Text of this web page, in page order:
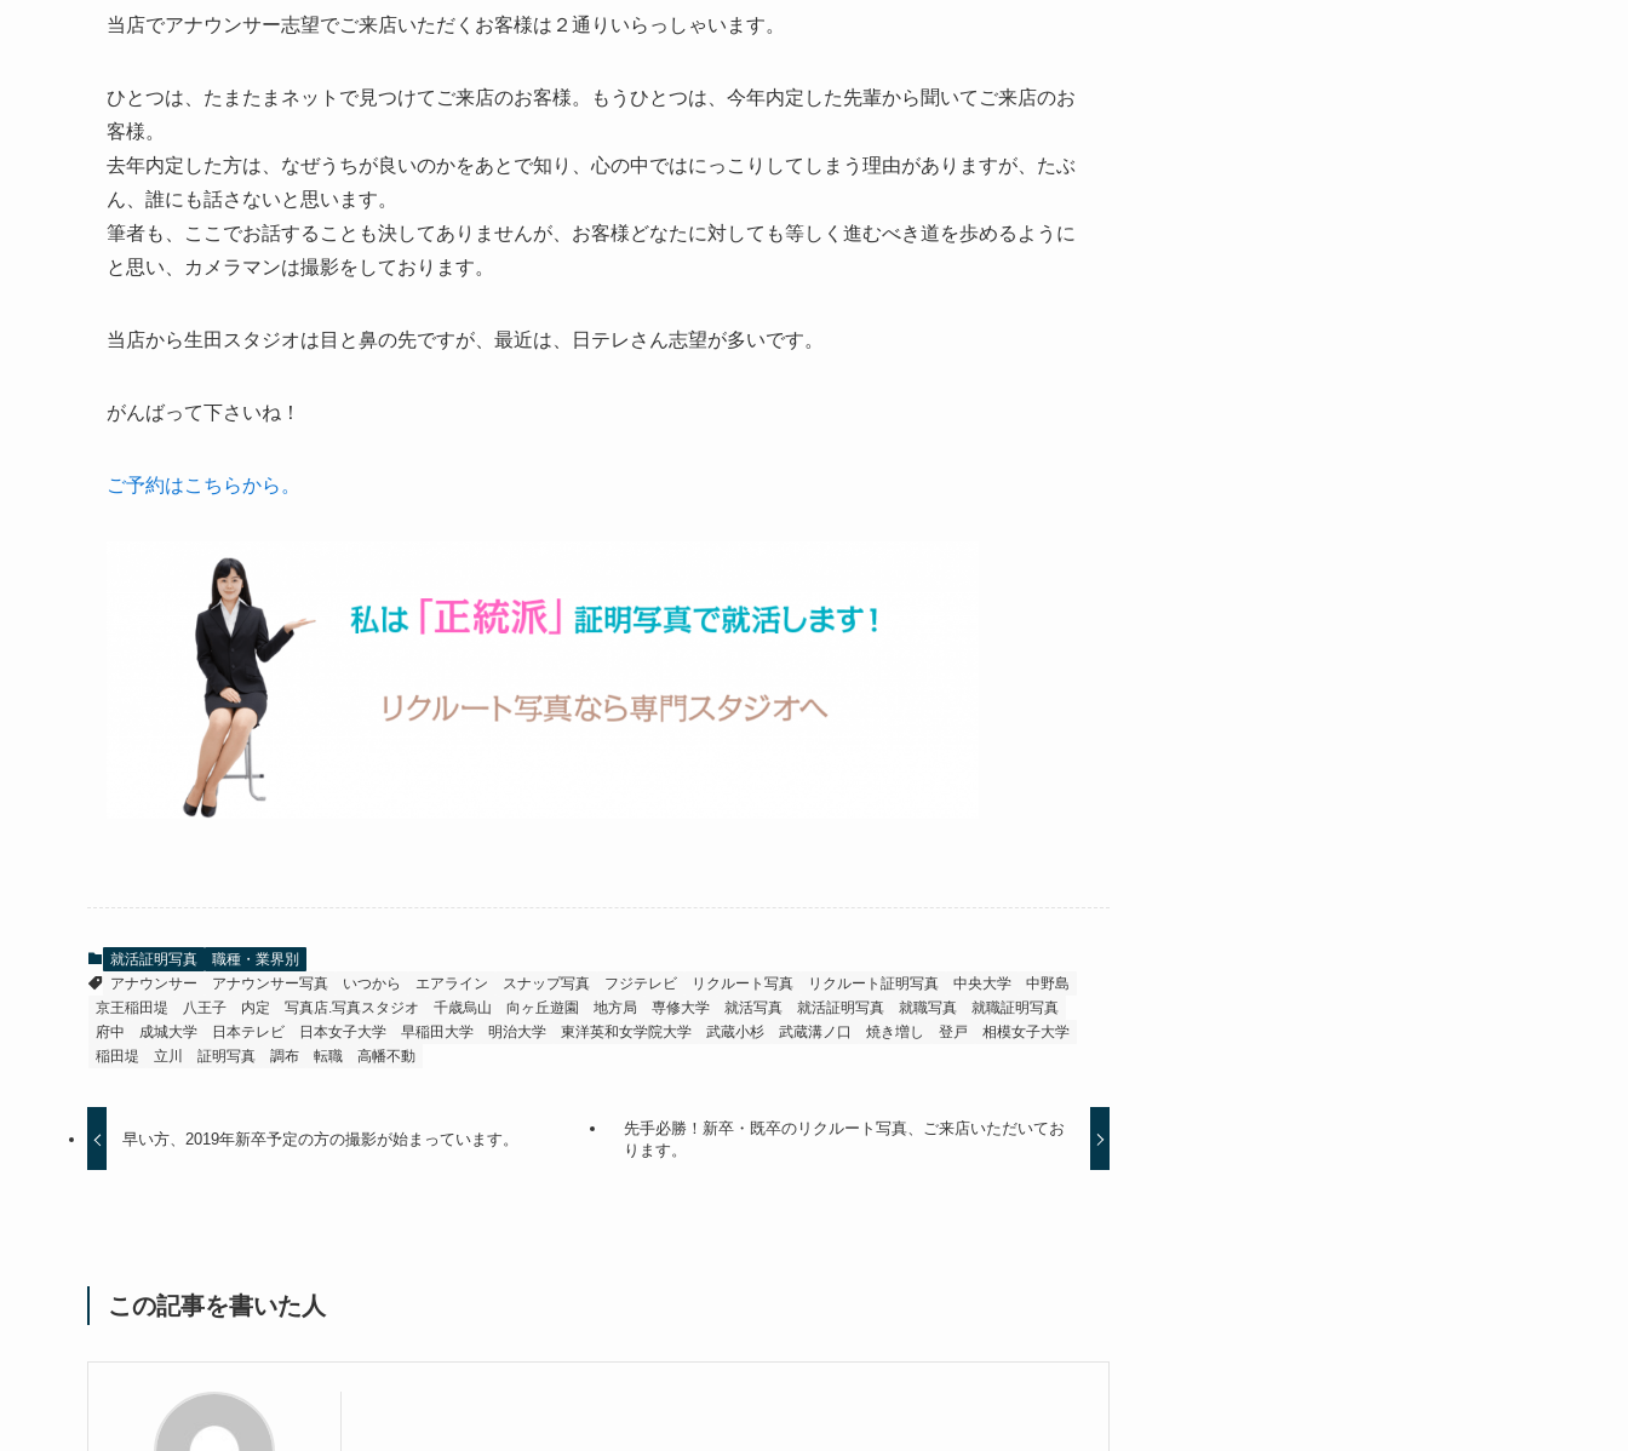
当店でアナウンサー志望でご来店いただくお客様は２通りいらっしゃいます。
ひとつは、たまたまネットで見つけてご来店のお客様。もうひとつは、今年内定した先輩から聞いてご来店のお
客様。
去年内定した方は、なぜうちが良いのかをあとで知り、心の中ではにっこりしてしまう理由がありますが、たぶ
ん、誰にも話さないと思います。
筆者も、ここでお話することも決してありませんが、お客様どなたに対しても等しく進むべき道を歩めるように
と思い、カメラマンは撮影をしております。
当店から生田スタジオは目と鼻の先ですが、最近は、日テレさん志望が多いです。
がんばって下さいね！
ご予約はこちらから。
就活証明写真
職種・業界別
アナウンサー
アナウンサー写真 いつから エアライン スナップ写真 フジテレビ リクルート写真 リクルート証明写真 中央大学
中野島
京王稲田堤
八王子 内定 写真店.写真スタジオ 千歳烏山 向ヶ丘遊園 地方局 専修大学 就活写真 就活証明写真 就職写真
就職証明写真
府中
成城大学 日本テレビ 日本女子大学 早稲田大学 明治大学 東洋英和女学院大学 武蔵小杉 武蔵溝ノ口 焼き増し 登戸
相模女子大学
稲田堤
立川 証明写真 調布 転職 高幡不動
早い方、2019年新卒予定の方の撮影が始まっています。
先手必勝！新卒・既卒のリクルート写真、ご来店いただいてお
ります。
この記事を書いた人